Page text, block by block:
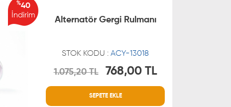
%40
İndirim
Alternatör Gergi Rulmanı
STOK KODU : ACY-13018
1.075,20 TL 768,00 TL
SEPETE EKLE
MÜŞTERİ HİZMETLERİ